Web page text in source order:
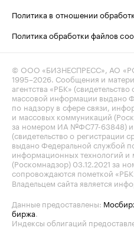
Политика в отношении
Политика обработки файлов
© ООО «БИЗНЕСПРЕСС», АО
1995–2026 . Сообщения и
агентства «РБК»
массовой информации выдано
по надзору в сфере связи,
и массовых коммуникаций
за номером ИА №ФС77-63848) и
(свидетельство о регистрации
выдано Федеральной службой
информационных технологий
(Роскомнадзор) 03.12.2021 за
сопровождаются пометкой
Владельцем сайта является
Данные предоставлены:
биржа
Индексы облигаций